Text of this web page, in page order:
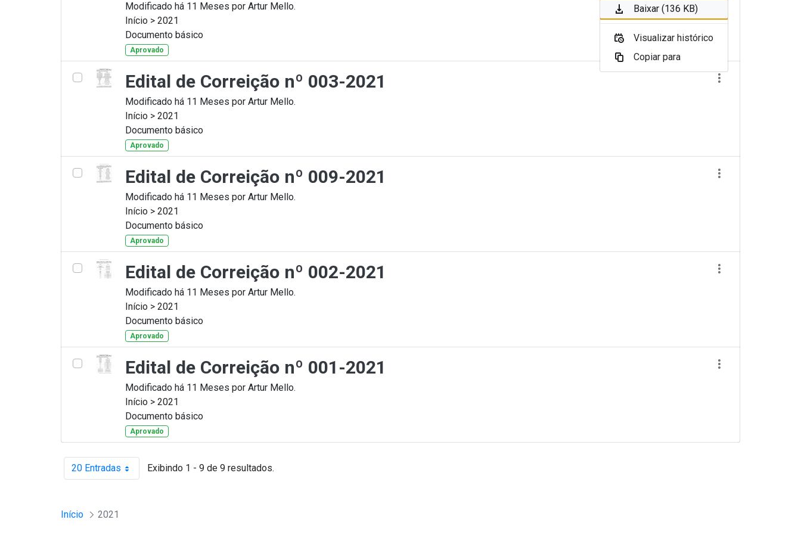
Modificado há 11 Meses por Artur Mello.
Início > 2021
Documento básico
Aprovado
Edital de Correição nº 003-2021
Modificado há 11 Meses por Artur Mello.
Início > 2021
Documento básico
Aprovado
Edital de Correição nº 009-2021
Modificado há 11 Meses por Artur Mello.
Início > 2021
Documento básico
Aprovado
Edital de Correição nº 002-2021
Modificado há 11 Meses por Artur Mello.
Início > 2021
Documento básico
Aprovado
Edital de Correição nº 001-2021
Modificado há 11 Meses por Artur Mello.
Início > 2021
Documento básico
Aprovado
20 EntradasPor página Exibindo 1 - 9 de 9 resultados.
Início 2021
Baixar (136 KB)
Visualizar histórico
Copiar para